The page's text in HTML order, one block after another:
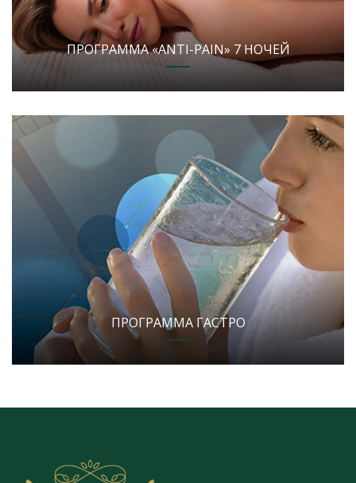
ПРОГРАММА «ANTI-PAIN» 7 НОЧЕЙ
ПРОГРАММА ГАСТРО